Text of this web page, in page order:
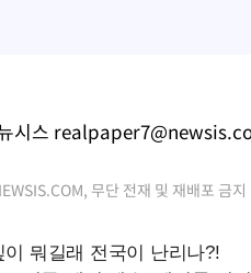
시스
무단 전재 및 재배포 금지